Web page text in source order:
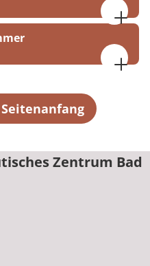
Zentrum Bad